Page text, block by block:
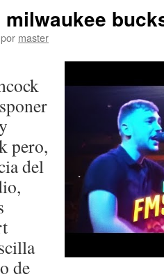
por master
pero,
del
de